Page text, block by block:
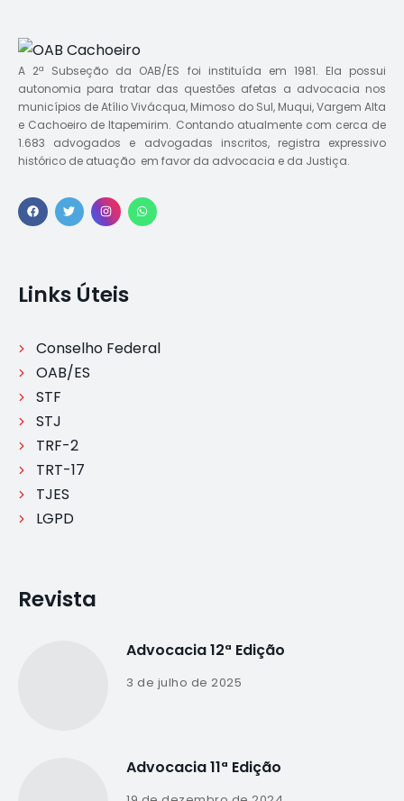
A 2ª Subseção da OAB/ES foi instituída em 1981. Ela possui
autonomia para tratar das questões afetas a advocacia nos
municípios de Atílio Vivácqua, Mimoso do Sul, Muqui, Vargem Alta
e Cachoeiro de Itapemirim. Contando atualmente com cerca de
1.683 advogados e advogadas inscritos, registra expressivo
histórico de atuação em favor da advocacia e da Justiça.
Links Úteis
Conselho Federal
OAB/ES
STF
STJ
TRF-2
TRT-17
TJES
LGPD
Revista
Advocacia 12ª Edição
3 de julho de 2025
Advocacia 11ª Edição